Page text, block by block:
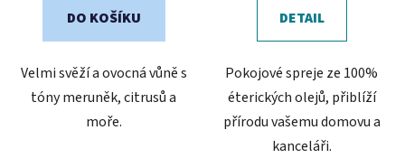
z
DO KOŠÍKU
Velmi svěží a ovocná vůně s
tóny meruněk, citrusů a
moře.
DETAIL
Pokojové spreje ze 100%
éterických olejů, přiblíží
přírodu vašemu domovu a
kanceláři.